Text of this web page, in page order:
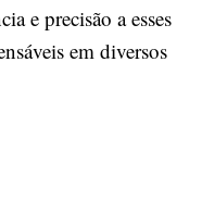
e precisão a esses
em diversos